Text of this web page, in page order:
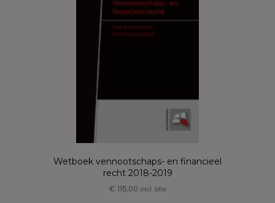
gekozen
worden
Wetboek vennootschaps- en financieel
recht 2018-2019
€ 115,00 incl. btw